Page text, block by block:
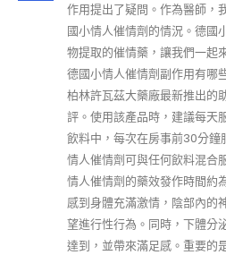
作用提出了疑問。作為醫師，
國小情人催情劑的情況。德國
物提取的催情藥，讓我們一起
德國小情人催情劑副作用有哪
柏林許瓦茲大藥廠最新推出的
評。使用該產品時，建議每天
飲料中，每次在房事前30分
情人催情劑可與任何飲料混合
情人催情劑的藥效發作時間約
感到身體充滿激情，陰部內的
望進行性行為。同時，下體分
達到，並帶來滿足感。重要的